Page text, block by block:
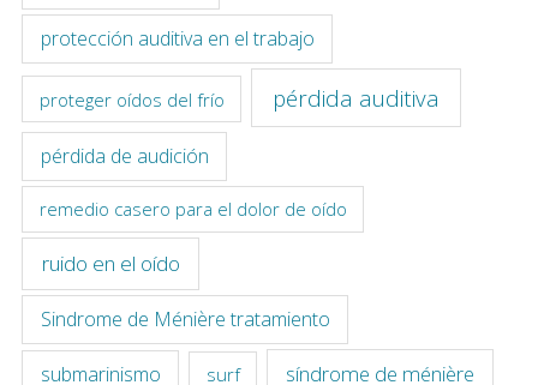
protección auditiva en el trabajo
proteger oídos del frío pérdida auditiva
pérdida de audición
remedio casero para el dolor de oído
ruido en el oído
Sindrome de Ménière tratamiento
submarinismo surf síndrome de ménière